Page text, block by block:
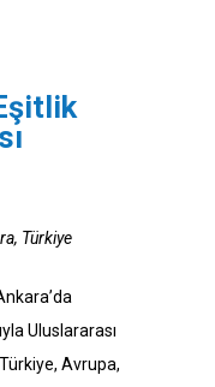
Türkiye
Uluslararası
Avrupa,